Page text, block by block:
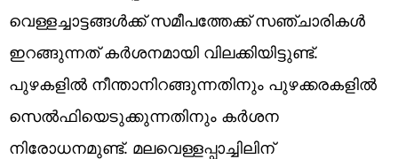
വെള്ളച്ചാട്ടങ്ങൾക്ക് സമീപത്തേക്ക് സഞ്ചാരികൾ
ഇറങ്ങുന്നത് കർശനമായി വിലക്കിയിട്ടുണ്ട്.
പുഴകളിൽ നീന്താനിറങ്ങുന്നതിനും പുഴക്കരകളിൽ
സെൽഫിയെടുക്കുന്നതിനും കർശന
നിരോധനമുണ്ട്. മലവെള്ളപ്പാച്ചിലിന്